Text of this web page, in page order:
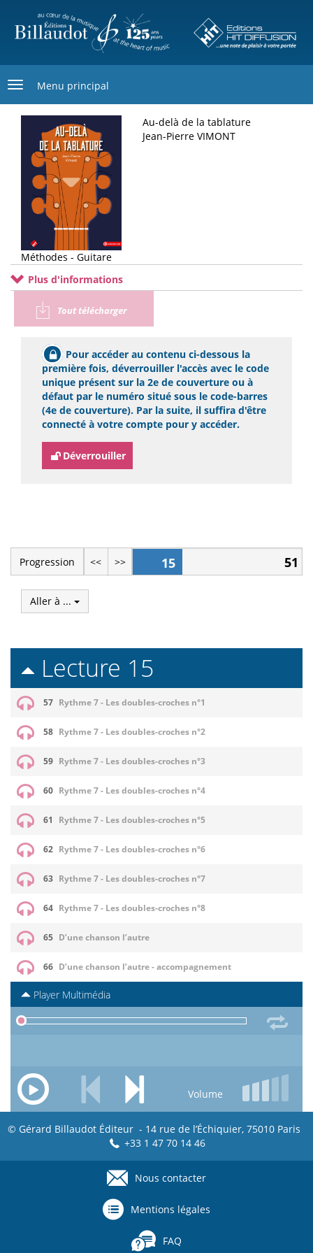
contenu
Menu principal
Au-delà de la tablature
Jean-Pierre VIMONT
Méthodes - Guitare
Plus d'informations
Tout télécharger
Pour accéder au contenu ci-dessous la
première fois, déverrouiller l'accès avec le code
unique présent sur la 2e de couverture ou à
défaut par le numéro situé sous le code-barres
(4e de couverture). Par la suite, il suffira d'être
connecté à votre compte pour y accéder.
Déverrouiller
Progression << >> 15 51
Aller à ...
Lecture 15
57 Rythme 7 - Les doubles-croches n°1
58 Rythme 7 - Les doubles-croches n°2
59 Rythme 7 - Les doubles-croches n°3
60 Rythme 7 - Les doubles-croches n°4
61 Rythme 7 - Les doubles-croches n°5
62 Rythme 7 - Les doubles-croches n°6
63 Rythme 7 - Les doubles-croches n°7
64 Rythme 7 - Les doubles-croches n°8
65 D’une chanson l’autre
66 D’une chanson l’autre - accompagnement
Player Multimédia
Volume
© Gérard Billaudot Éditeur - 14 rue de l’Échiquier, 75010 Paris
+33 1 47 70 14 46
Nous contacter
Mentions légales
FAQ